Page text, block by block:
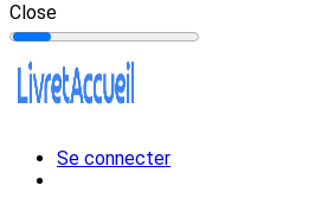
Close
Se connecter